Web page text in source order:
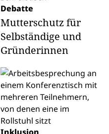
Debatte
Mutterschutz für
Selbständige und
Gründerinnen